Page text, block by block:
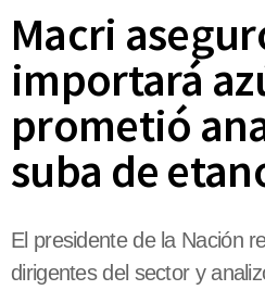
Macri
importará
prometió
suba de
El presidente de la Nación
dirigentes del sector y